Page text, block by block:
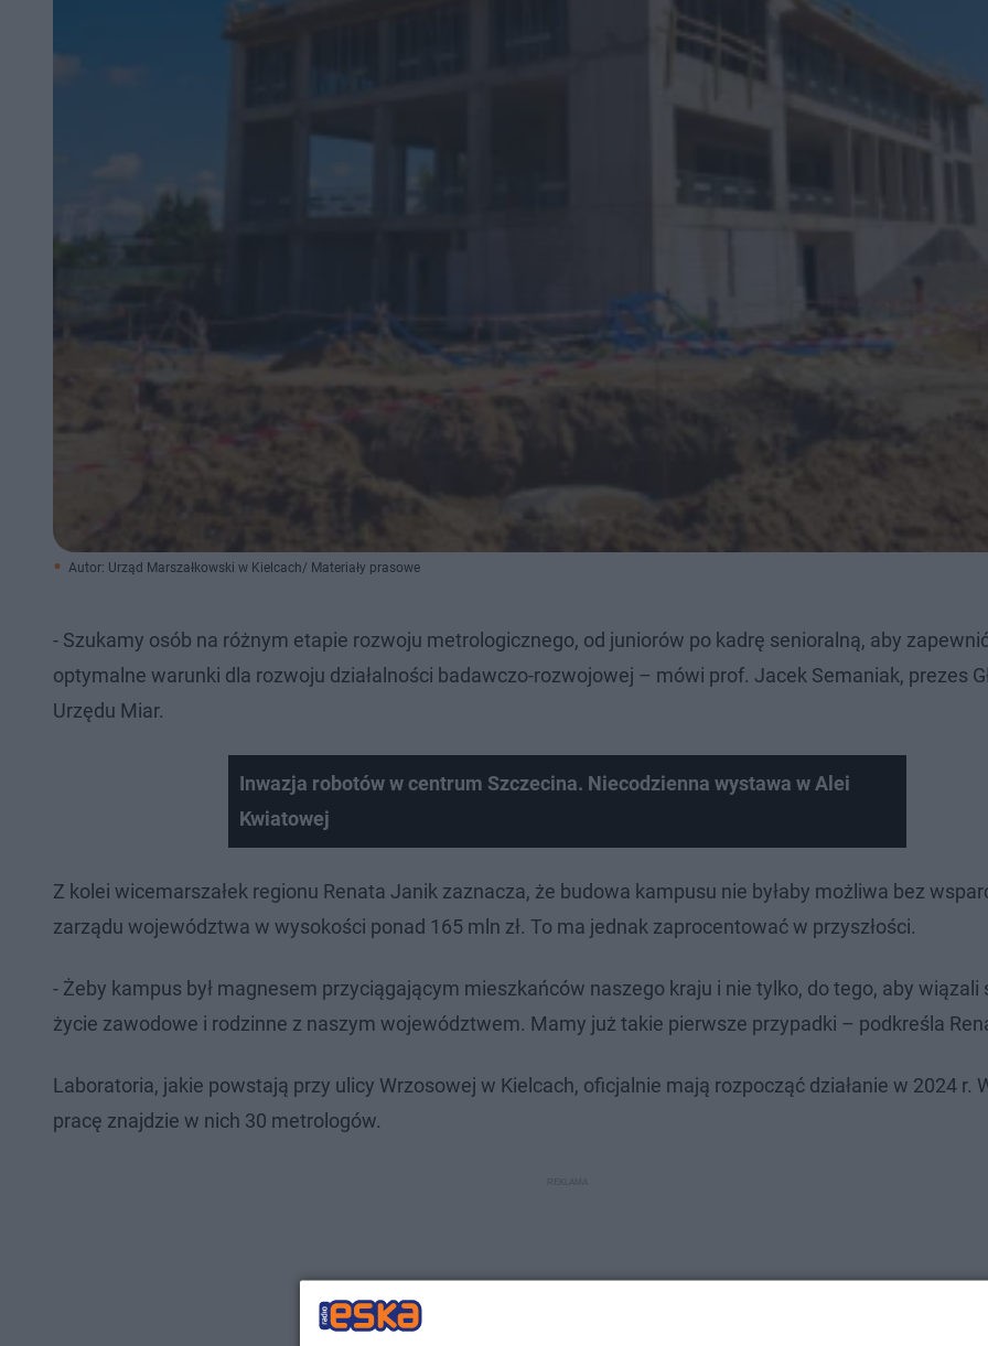
Autor: Urząd Marszałkowski w Kielcach/ Materiały prasowe
- Szukamy osób na różnym etapie rozwoju metrologicznego, od juniorów po kadrę senioralną, aby
optymalne warunki dla rozwoju działalności badawczo-rozwojowej – mówi prof. Jacek Semaniak, prezes
Urzędu Miar.
Inwazja robotów w centrum Szczecina. Niecodzienna wystawa w Alei
Kwiatowej
Z kolei wicemarszałek regionu Renata Janik zaznacza, że budowa kampusu nie byłaby możliwa bez
zarządu województwa w wysokości ponad 165 mln zł. To ma jednak zaprocentować w przyszłości.
- Żeby kampus był magnesem przyciągającym mieszkańców naszego kraju i nie tylko, do tego, aby wiązali
życie zawodowe i rodzinne z naszym województwem. Mamy już takie pierwsze przypadki – podkreśla
Laboratoria, jakie powstają przy ulicy Wrzosowej w Kielcach, oficjalnie mają rozpocząć działanie w 2024 r.
pracę znajdzie w nich 30 metrologów.